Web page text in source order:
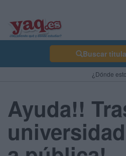
Buscar
¿Dónde
Ayuda!!